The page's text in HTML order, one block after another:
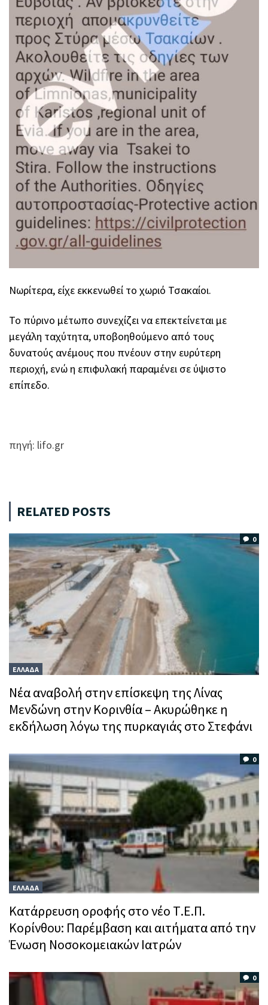
Νωρίτερα, είχε εκκενωθεί το χωριό Τσακαίοι.
Το πύρινο μέτωπο συνεχίζει να επεκτείνεται με
μεγάλη ταχύτητα, υποβοηθούμενο από τους
δυνατούς ανέμους που πνέουν στην ευρύτερη
περιοχή, ενώ η επιφυλακή παραμένει σε ύψιστο
επίπεδο.
πηγή: lifo.gr
RELATED POSTS
0
ΕΛΛΑΔΑ
Νέα αναβολή στην επίσκεψη της Λίνας
Μενδώνη στην Κορινθία – Ακυρώθηκε η
εκδήλωση λόγω της πυρκαγιάς στο Στεφάνι
0
ΕΛΛΑΔΑ
Κατάρρευση οροφής στο νέο Τ.Ε.Π.
Κορίνθου: Παρέμβαση και αιτήματα από την
Ένωση Νοσοκομειακών Ιατρών
0